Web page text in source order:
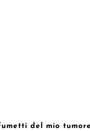
del mio